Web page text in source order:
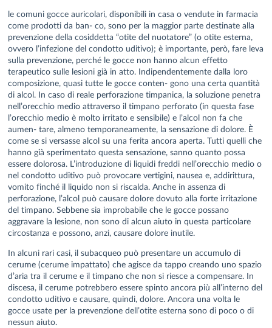
le comuni gocce auricolari, disponibili in casa o vendute in farmacia
come prodotti da ban- co, sono per la maggior parte destinate alla
prevenzione della cosiddetta “otite del nuotatore” (o otite esterna,
ovvero l’infezione del condotto uditivo); è importante, però, fare leva
sulla prevenzione, perché le gocce non hanno alcun effetto
terapeutico sulle lesioni già in atto. Indipendentemente dalla loro
composizione, quasi tutte le gocce conten- gono una certa quantità
di alcol. In caso di reale perforazione timpanica, la soluzione penetra
nell’orecchio medio attraverso il timpano perforato (in questa fase
l’orecchio medio è molto irritato e sensibile) e l’alcol non fa che
aumen- tare, almeno temporaneamente, la sensazione di dolore. È
come se si versasse alcol su una ferita ancora aperta. Tutti quelli che
hanno già sperimentato questa sensazione, sanno quanto possa
essere dolorosa. L’introduzione di liquidi freddi nell’orecchio medio o
nel condotto uditivo può provocare vertigini, nausea e, addirittura,
vomito finché il liquido non si riscalda. Anche in assenza di
perforazione, l’alcol può causare dolore dovuto alla forte irritazione
del timpano. Sebbene sia improbabile che le gocce possano
aggravare la lesione, non sono di alcun aiuto in questa particolare
circostanza e possono, anzi, causare dolore inutile.
In alcuni rari casi, il subacqueo può presentare un accumulo di
cerume (cerume impattato) che agisce da tappo creando uno spazio
d’aria tra il cerume e il timpano che non si riesce a compensare. In
discesa, il cerume potrebbero essere spinto ancora più all’interno del
condotto uditivo e causare, quindi, dolore. Ancora una volta le
gocce usate per la prevenzione dell’otite esterna sono di poco o di
nessun aiuto.